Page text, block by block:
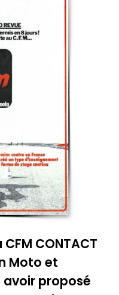
CONTACT
Moto et
proposé